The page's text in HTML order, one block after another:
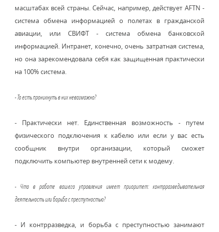
масштабах всей страны. Сейчас, например, действует AFTN -
система обмена информацией о полетах в гражданской
авиации, или СВИФТ - система обмена банковской
информацией. Интранет, конечно, очень затратная система,
но она зарекомендовала себя как защищенная практически
на 100% система.
- То есть проникнуть в них невозможно?
- Практически нет. Единственная возможность - путем
физического подключения к кабелю или если у вас есть
сообщник внутри организации, который сможет
подключить компьютер внутренней сети к модему.
- Что в работе вашего управления имеет приоритет: контрразведывательная
деятельность или борьба с преступностью?
- И контрразведка, и борьба с преступностью занимают